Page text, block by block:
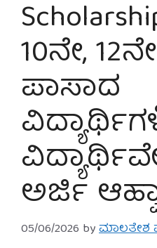
10ನೇ,
ಪಾಸಾದ
ಅರ್ಜಿ
05/06/2026 byಮಾಲತೇಶ